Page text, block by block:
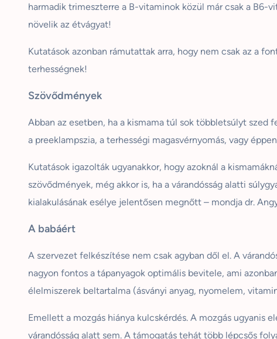
harmadik trimeszterre a B-vitaminok közül már csak a B6-
növelik az étvágyat!
Kutatások azonban rámutattak arra, hogy nem csak az a
terhességnek!
Szövődmények
Abban az esetben, ha a kismama túl sok többletsúlyt szed
a preeklampszia, a terhességi magasvérnyomás, vagy
Kutatások igazolták ugyanakkor, hogy azoknál a
szövődmények, még akkor is, ha a várandósság alatti
kialakulásának esélye jelentősen megnőtt – mondja dr.
A babáért
A szervezet felkészítése nem csak agyban dől el. A
nagyon fontos a tápanyagok optimális bevitele, ami
élelmiszerek beltartalma (ásványi anyag, nyomelem,
Emellett a mozgás hiánya kulcskérdés. A mozgás ugyanis
várandósság alatt sem. A támogatás tehát több lépcsős